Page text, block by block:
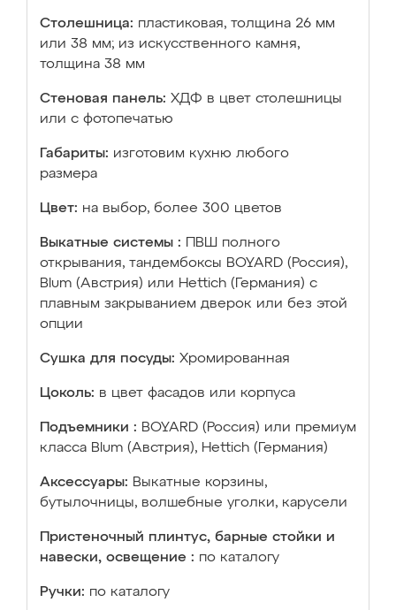
Столешница: пластиковая, толщина 26 мм
или 38 мм; из искусственного камня,
толщина 38 мм
Стеновая панель: ХДФ в цвет столешницы
или с фотопечатью
Габариты: изготовим кухню любого
размера
Цвет: на выбор, более 300 цветов
Выкатные системы :
ПВШ полного
открывания, тандембоксы BOYARD (Россия),
Blum (Австрия) или Hettich (Германия) с
плавным закрыванием дверок или без этой
опции
Сушка для посуды: Хромированная
Цоколь: в цвет фасадов или корпуса
Подъемники : BOYARD (Россия) или премиум
класса Blum (Австрия), Hettich (Германия)
Аксессуары: Выкатные корзины,
бутылочницы, волшебные уголки, карусели
Пристеночный плинтус, барные стойки и
навески, освещение : по каталогу
Ручки: по каталогу